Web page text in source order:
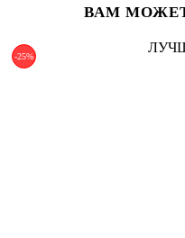
ВАМ
-25%